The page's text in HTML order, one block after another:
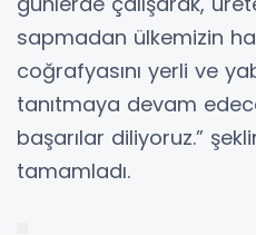
sapmadan ülkemizin
coğrafyasını yerli ve
tanıtmaya devam
başarılar diliyoruz.”
tamamladı.